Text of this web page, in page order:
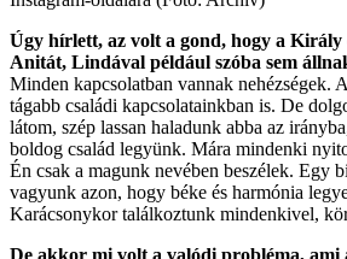
Úgy hírlett, az volt a gond, hogy a Király
Anitát, Lindával például szóba sem
Minden kapcsolatban vannak nehézségek.
tágabb családi kapcsolatainkban is. De
látom, szép lassan haladunk abba az
boldog család legyünk. Mára mindenki
Én csak a magunk nevében beszélek. Egy
vagyunk azon, hogy béke és harmónia
Karácsonykor találkoztunk mindenkivel,
De akkor mi volt a valódi probléma, ami